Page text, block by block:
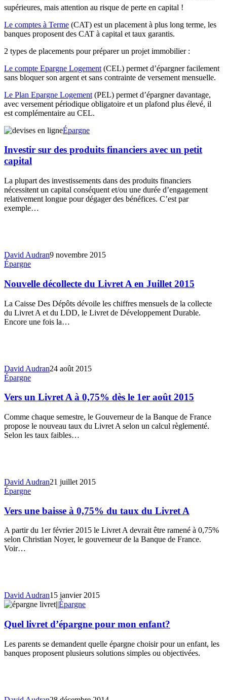
supérieures, mais attention au risque de perte en capital !
Le comptes à Terme (CAT) est un placement à plus long terme, les
banques proposent des CAT à capital et taux garantis.
2 types de placements pour préparer un projet immobilier :
Le compte Epargne Logement (CEL) permet d’épargner facilement
sans bloquer son argent et sans contrainte de versement mensuelle.
Le Plan Epargne Logement (PEL) permet d’épargner davantage,
avec versement périodique obligatoire et un plafond plus élevé, il
est complémentaire au CEL.
Épargne
Investir sur des produits financiers avec un petit
capital
La plupart des investissements dans des produits financiers
nécessitent un capital conséquent et/ou une durée d’engagement
relativement longue pour dégager des bénéfices. C’est par
exemple…
David Audran9 novembre 2015
Épargne
Nouvelle décollecte du Livret A en Juillet 2015
La Caisse Des Dépôts dévoile les chiffres mensuels de la collecte
du Livret A et du LDD, le Livret de Développement Durable.
Encore une fois la…
David Audran24 août 2015
Épargne
Vers un Livret A à 0,75% dès le 1er août 2015
Comme chaque semestre, le Gouverneur de la Banque de France
propose le nouveau taux du Livret A selon un calcul règlementé.
Selon les taux faibles…
David Audran21 juillet 2015
Épargne
Vers une baisse à 0,75% du taux du Livret A
A partir du 1er février 2015 le Livret A devrait être ramené à 0,75%
selon Christian Noyer, le gouverneur de la Banque de France.
Voir…
David Audran15 janvier 2015
Épargne
Quel livret d’épargne pour mon enfant?
Les parents se demandent quelle épargne choisir pour un enfant, les
banques proposent plusieurs solutions simples ou objectivées.